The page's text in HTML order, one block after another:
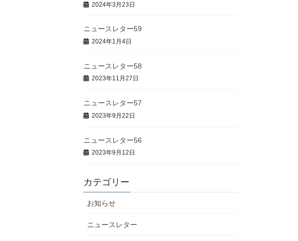
2024年3月23日
ニュースレター59
2024年1月4日
ニュースレター58
2023年11月27日
ニュースレター57
2023年9月22日
ニュースレター56
2023年9月12日
カテゴリー
お知らせ
ニュースレター